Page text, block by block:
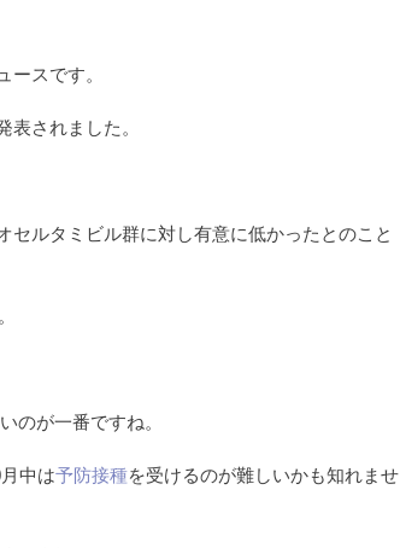
スです。
されました。
ルタミビル群に対し有意に低かったとのこと
のが一番ですね。
中は予防接種を受けるのが難しいかも知れませ